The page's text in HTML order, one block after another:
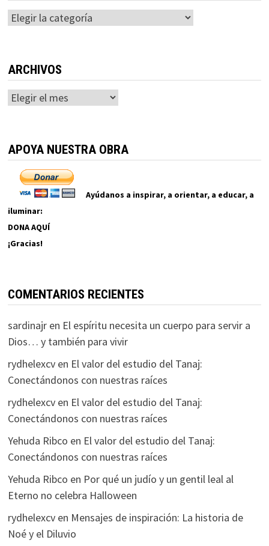
Categorías
ARCHIVOS
Archivos
APOYA NUESTRA OBRA
Ayúdanos a inspirar, a orientar, a educar, a
iluminar:
DONA AQUÍ
¡Gracias!
COMENTARIOS RECIENTES
sardinajren El espíritu necesita un cuerpo para servir a
Dios… y también para vivir
rydhelexcven El valor del estudio del Tanaj:
Conectándonos con nuestras raíces
rydhelexcven El valor del estudio del Tanaj:
Conectándonos con nuestras raíces
Yehuda Ribco en El valor del estudio del Tanaj:
Conectándonos con nuestras raíces
Yehuda Ribco en Por qué un judío y un gentil leal al
Eterno no celebra Halloween
rydhelexcven Mensajes de inspiración: La historia de
Noé y el Diluvio